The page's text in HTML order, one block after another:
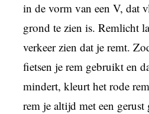
in de vorm van een V, dat
grond te zien is. Remlicht
verkeer zien dat je remt.
fietsen je rem gebruikt en
mindert, kleurt het rode
rem je altijd met een gerust